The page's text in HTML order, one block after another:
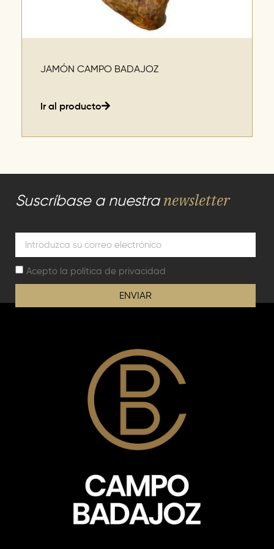
JAMÓN CAMPO BADAJOZ
Ir al producto
Suscríbase a nuestra newsletter
Acepto la política de privacidad
ENVIAR